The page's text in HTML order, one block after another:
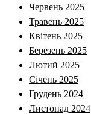
Червень 2025
Травень 2025
Квітень 2025
Березень 2025
Лютий 2025
Січень 2025
Грудень 2024
Листопад 2024